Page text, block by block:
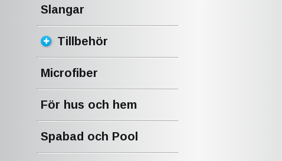
Slangar
Tillbehör
Microfiber
För hus och hem
Spabad och Pool